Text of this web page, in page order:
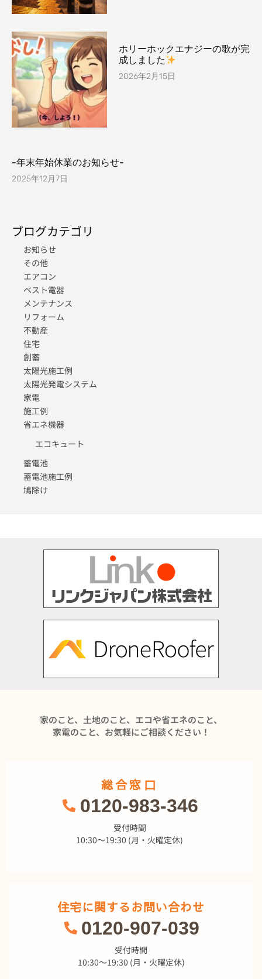
ホリーホックエナジーの歌が完
成しました
2026年2月15日
-年末年始休業のお知らせ-
2025年12月7日
ブログカテゴリ
お知らせ
その他
エアコン
ベスト電器
メンテナンス
リフォーム
不動産
住宅
創蓄
太陽光施工例
太陽光発電システム
家電
施工例
省エネ機器
エコキュート
蓄電池
蓄電池施工例
鳩除け
家のこと、土地のこと、エコや省エネのこと、
家電のこと、お気軽にご相談ください！
総合窓口
0120-983-346
受付時間
10:30～19:30 (月・火曜定休)
住宅に関するお問い合わせ
0120-907-039
受付時間
10:30～19:30 (月・火曜定休)